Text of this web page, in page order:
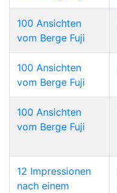
100 Ansichten
vom Berge Fuji
100 Ansichten
vom Berge Fuji
100 Ansichten
vom Berge Fuji
12 Impressionen
nach einem